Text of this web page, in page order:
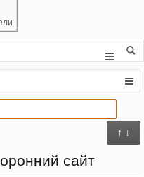
↑ ↓
сайт